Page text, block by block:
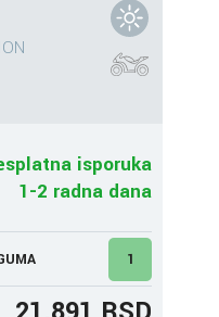
isporuka
1-2 radna dana
1